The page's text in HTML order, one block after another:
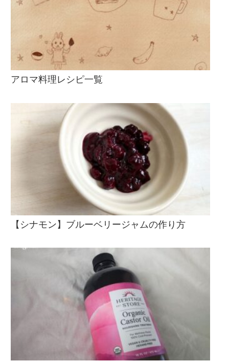
アロマ料理レシピ一覧
【シナモン】ブルーベリージャムの作り方